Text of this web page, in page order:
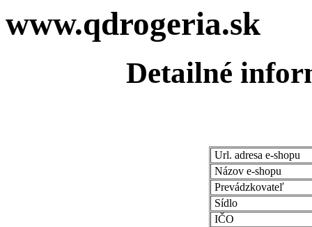
www.qdrogeria.sk
Detailné
Url. adresa e-shopu
Názov e-shopu
Prevádzkovateľ
Sídlo
IČO